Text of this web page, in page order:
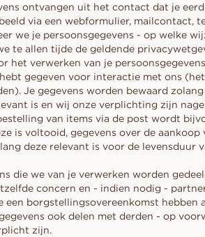
ontvangen uit het contact dat je
via een webformulier, mailcontact,
we je persoonsgegevens - op welke
te allen tijde de geldende
het verwerken van je
gegeven voor interactie met ons
Je gegevens worden bewaard
is en wij onze verplichting zijn
van items via de post wordt
is voltooid, gegevens over de aankoop
deze relevant is voor de levensduur
die we van je verwerken worden
concern en - indien nodig -
een borgstellingsovereenkomst hebben
ook delen met derden - op
zijn.